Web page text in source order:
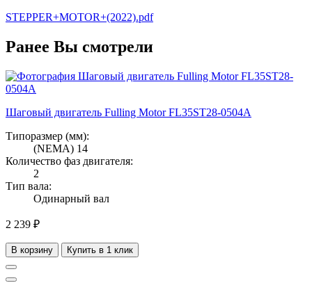
STEPPER+MOTOR+(2022).pdf
Ранее Вы смотрели
Шаговый двигатель Fulling Motor FL35ST28-0504A
Типоразмер (мм):
(NEMA) 14
Количество фаз двигателя:
2
Тип вала:
Одинарный вал
2 239 ₽
В корзину Купить в 1 клик